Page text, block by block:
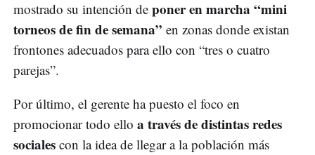
mostrado su intención de poner en marcha “mini
torneos de fin de semana” en zonas donde existan
frontones adecuados para ello con “tres o cuatro
parejas”.
Por último, el gerente ha puesto el foco en
promocionar todo ello a través de distintas redes
sociales con la idea de llegar a la población más